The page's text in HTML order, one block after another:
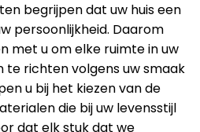
begrijpen dat uw huis een
persoonlijkheid. Daarom
met u om elke ruimte in uw
te richten volgens uw smaak
u bij het kiezen van de
die bij uw levensstijl
dat elk stuk dat we